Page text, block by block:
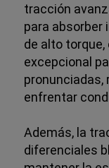
tracción
para absorber
de alto
excepcional
pronunciadas,
enfrentar
Además, la
diferenciales